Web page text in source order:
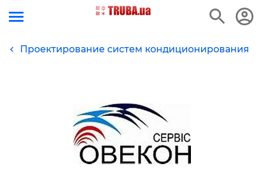
Проектирование систем кондиционирования